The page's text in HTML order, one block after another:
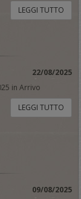
LEGGI TUTTO
22/08/2025
in Arrivo
LEGGI TUTTO
09/08/2025